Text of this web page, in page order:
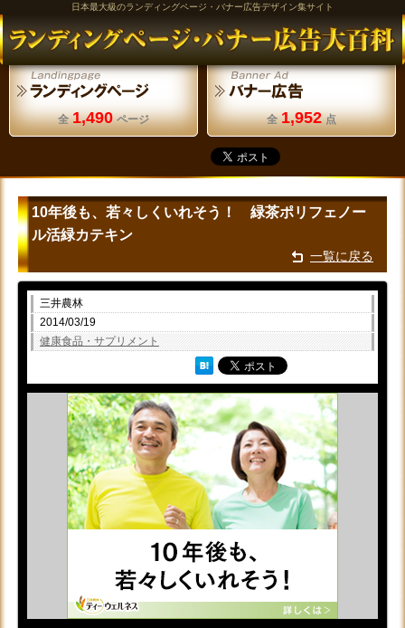
日本最大級のランディングページ・バナー広告デザイン集サイト
全 1,490 ページ 全 1,952 点
10年後も、若々しくいれそう！ 緑茶ポリフェノー
ル活緑カテキン
一覧に戻る
三井農林
2014/03/19
健康食品・サプリメント